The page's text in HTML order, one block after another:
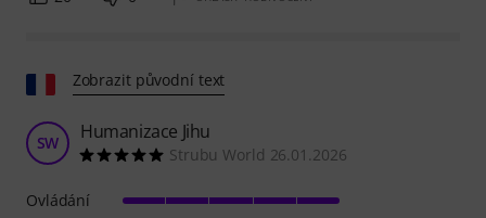
Zobrazit původní text
SW Humanizace Jihu
Strubu World 26.01.2026
Ovládání